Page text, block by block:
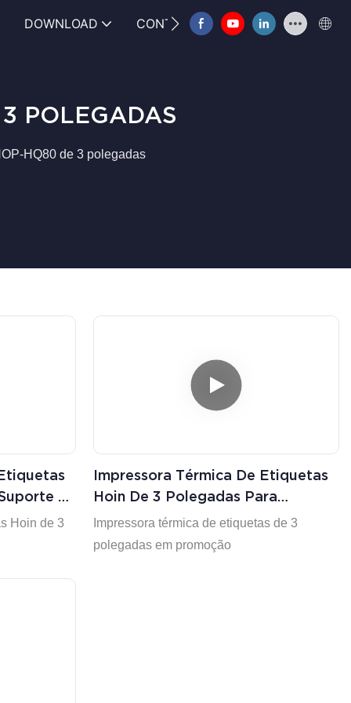
DOWNLOAD CONTATE-NOS FAQ
POLEGADAS
HQ80 de 3 polegadas
A
Imagem
Hoin de 3
Impressora Térmica De Etiquetas
Hoin De 3 Polegadas Para
Embalagens De Alimentos E
Etiquetas De Preço De Produtos
Impressora térmica de etiquetas de 3
polegadas em promoção